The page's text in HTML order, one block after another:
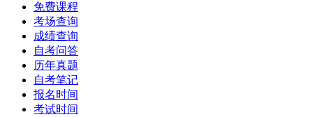
免费课程
考场查询
成绩查询
自考问答
历年真题
自考笔记
报名时间
考试时间